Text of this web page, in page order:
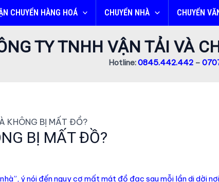
CHUYỂN HÀNG HOÁ CHUYỂN NHÀ CHUYỂN
TY TNHH VẬN TẢI VÀ
Hotline:0845.442.442–
KHÔNG BỊ MẤT ĐỒ?
BỊ MẤT ĐỒ?
ý nói đến nguy cơ mất mát đồ đạc sau mỗi lần di dời nơi